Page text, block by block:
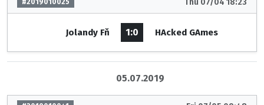
#2019010025
Jolandy Fň 1:0 HAcked GAmes
05.07.2019